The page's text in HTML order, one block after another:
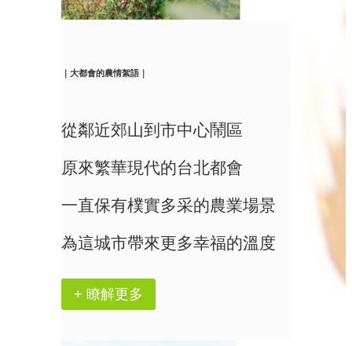
｜大都會的農情絮語｜
從鄰近郊山到市中心鬧區
原來繁華現代的台北都會
一直保有樸實多采的農業場景
為這城市帶來更多幸福的溫度